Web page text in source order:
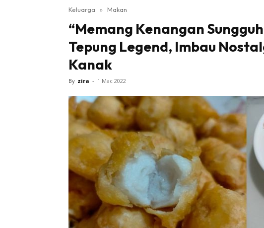
Keluarga » Makan
“Memang Kenangan
Tepung Legend, Imbau
Kanak
By zira - 1 Mac 2022